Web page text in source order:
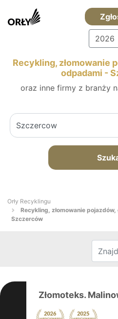
2026
Recykling, złomowanie
odpadami -
oraz inne firmy z branży
Orły Recyklingu
Recykling, złomowanie
Szczerców
Złomoteks.